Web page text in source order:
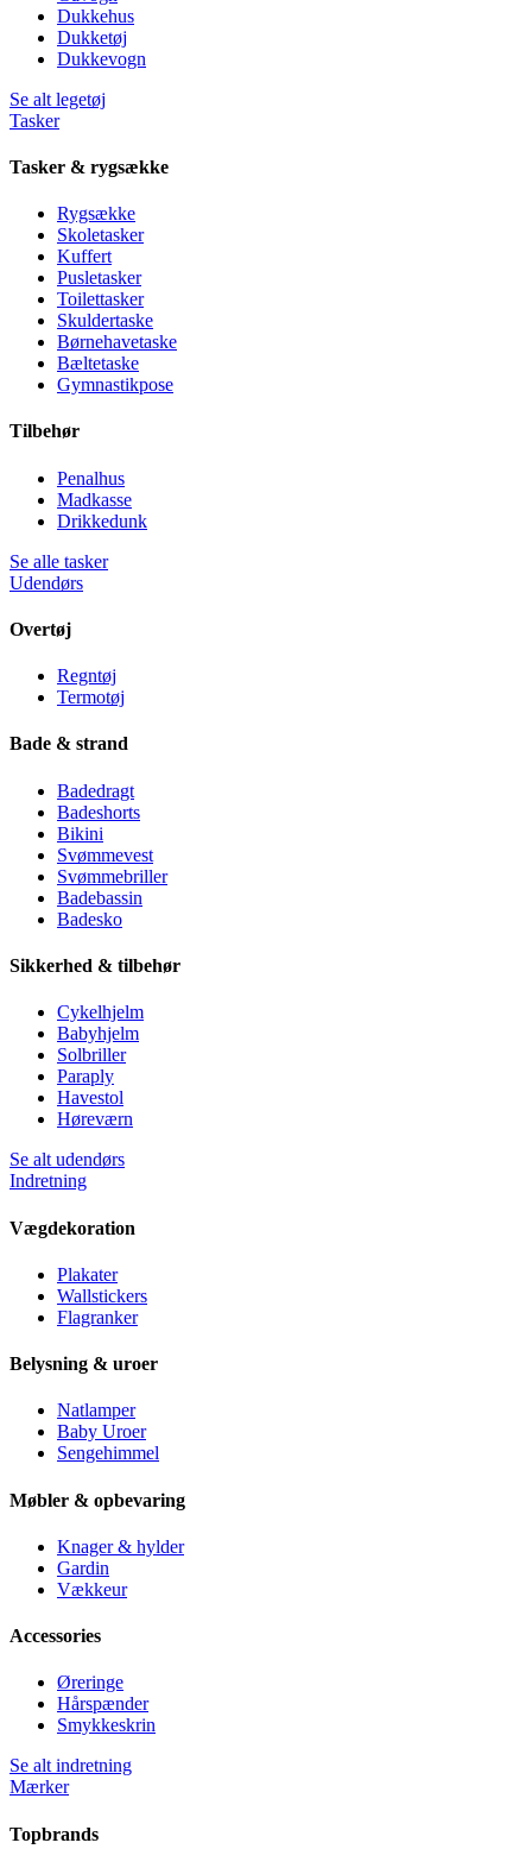
Dukkehus
Dukketøj
Dukkevogn
Se alt legetøj
Tasker
Tasker & rygsække
Rygsække
Skoletasker
Kuffert
Pusletasker
Toilettasker
Skuldertaske
Børnehavetaske
Bæltetaske
Gymnastikpose
Tilbehør
Penalhus
Madkasse
Drikkedunk
Se alle tasker
Udendørs
Overtøj
Regntøj
Termotøj
Bade & strand
Badedragt
Badeshorts
Bikini
Svømmevest
Svømmebriller
Badebassin
Badesko
Sikkerhed & tilbehør
Cykelhjelm
Babyhjelm
Solbriller
Paraply
Havestol
Høreværn
Se alt udendørs
Indretning
Vægdekoration
Plakater
Wallstickers
Flagranker
Belysning & uroer
Natlamper
Baby Uroer
Sengehimmel
Møbler & opbevaring
Knager & hylder
Gardin
Vækkeur
Accessories
Øreringe
Hårspænder
Smykkeskrin
Se alt indretning
Mærker
Topbrands